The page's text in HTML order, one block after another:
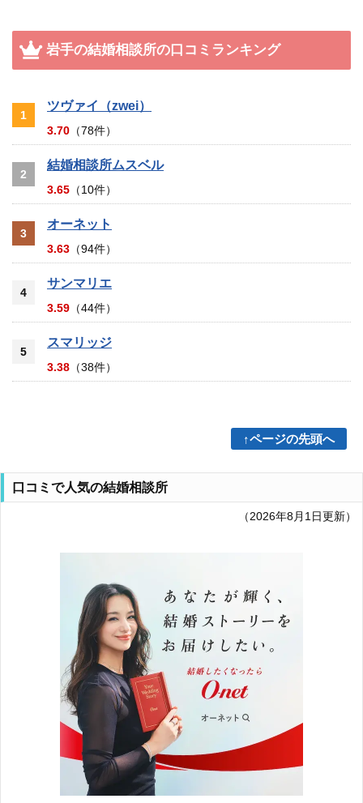
岩手の結婚相談所の口コミランキング
1
ツヴァイ（zwei）
3.70 （78件）
2
結婚相談所ムスベル
3.65 （10件）
3
オーネット
3.63 （94件）
4
サンマリエ
3.59 （44件）
5
スマリッジ
3.38 （38件）
↑ページの先頭へ
口コミで人気の結婚相談所
（2026年8月1日更新）